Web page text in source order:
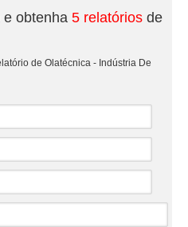
e obtenha 5 relatórios de
de Olatécnica - Indústria De